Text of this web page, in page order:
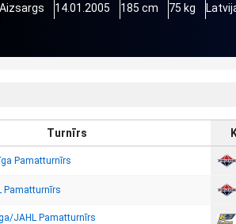
Aizsargs 14.01.2005 185 cm 75 kg
Turnīrs
Pamatturnīrs
Pamatturnīrs
JAHL Pamatturnīrs